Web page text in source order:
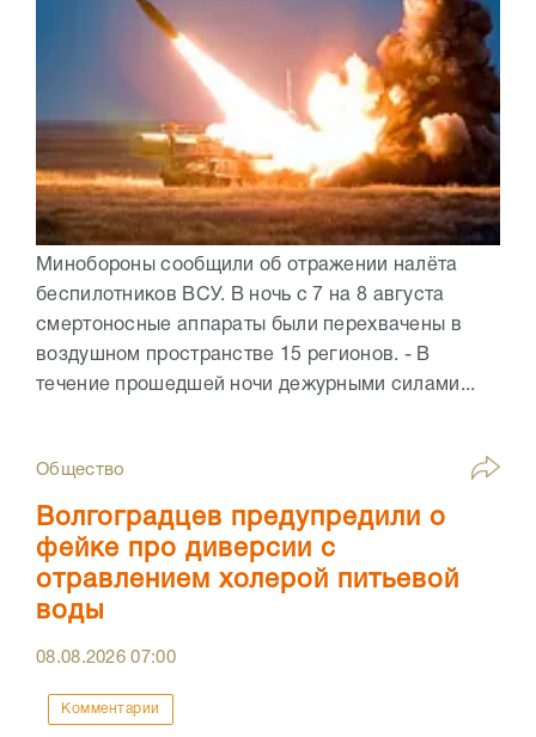
Минобороны сообщили об отражении налёта
беспилотников ВСУ. В ночь с 7 на 8 августа
смертоносные аппараты были перехвачены в
воздушном пространстве 15 регионов. - В
течение прошедшей ночи дежурными силами...
Общество
Волгоградцев предупредили о
фейке про диверсии с
отравлением холерой питьевой
воды
08.08.202607:00
Комментарии